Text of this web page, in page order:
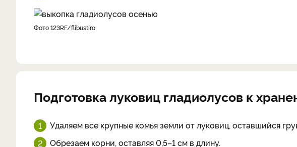
фото 123RF/flibustiro
Подготовка луковиц гладиолусов к
Удаляем все крупные комья земли от луковиц, оставшийся
Обрезаем корни, оставляя 0,5–1 см в длину.